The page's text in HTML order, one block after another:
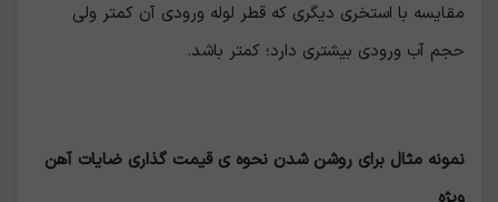
مقایسه با استخری دیگری که قطر لوله ورودی آن کمتر ولی
حجم آب ورودی بیشتری دارد؛ کمتر باشد.
نمونه مثال برای روشن شدن نحوه ی قیمت گذاری ضایات آهن